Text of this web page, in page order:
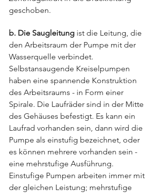
geschoben.
b. Die Saugleitung ist die Leitung, die
den Arbeitsraum der Pumpe mit der
Wasserquelle verbindet.
Selbstansaugende Kreiselpumpen
haben eine spannende Konstruktion
des Arbeitsraums - in Form einer
Spirale. Die Laufräder sind in der Mitte
des Gehäuses befestigt. Es kann ein
Laufrad vorhanden sein, dann wird die
Pumpe als einstufig bezeichnet, oder
es können mehrere vorhanden sein -
eine mehrstufige Ausführung.
Einstufige Pumpen arbeiten immer mit
der gleichen Leistung; mehrstufige